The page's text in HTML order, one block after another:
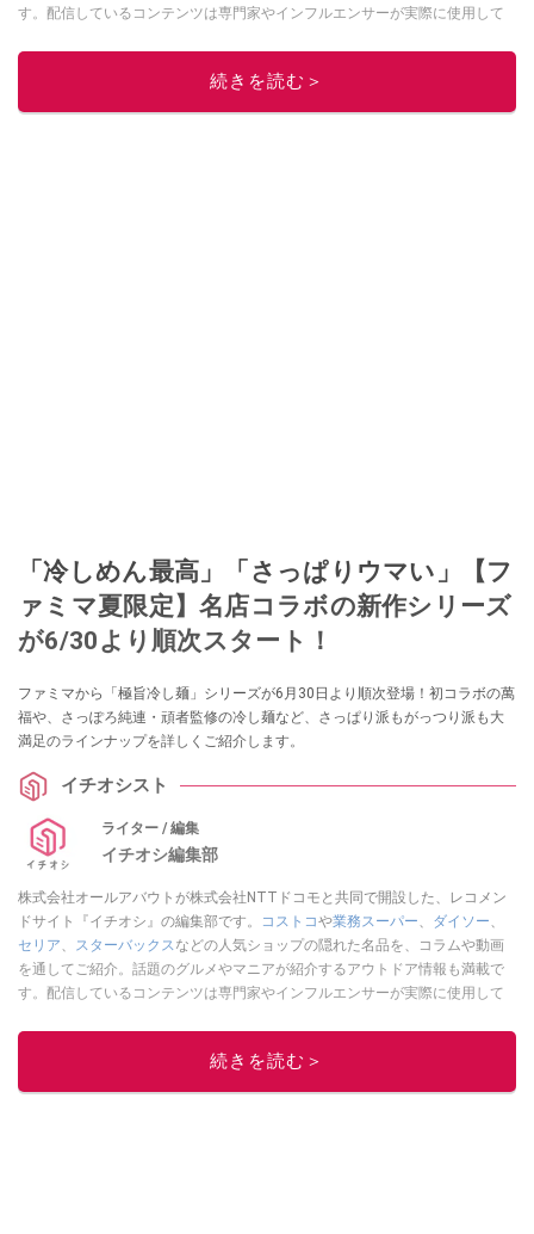
す。配信しているコンテンツは専門家やインフルエンサーが実際に使用して
ニュースでフォロー
続きを読む＞
「冷しめん最高」「さっぱりウマい」【フ
ァミマ夏限定】名店コラボの新作シリーズ
が6/30より順次スタート！
ファミマから「極旨冷し麺」シリーズが6月30日より順次登場！初コラボの萬
福や、さっぽろ純連・頑者監修の冷し麺など、さっぱり派もがっつり派も大
満足のラインナップを詳しくご紹介します。
イチオシスト
ライター / 編集
イチオシ編集部
株式会社オールアバウトが株式会社NTTドコモと共同で開設した、レコメン
ドサイト『イチオシ』の編集部です。
コストコや業務スーパー、 ダイソー、
セリア、 スターバックスなどの人気ショップの隠れた名品を、コラムや動画
を通してご紹介。話題のグルメやマニアが紹介するアウトドア情報も満載で
す。配信しているコンテンツは専門家やインフルエンサーが実際に使用して
ニュースでフォロー
続きを読む＞